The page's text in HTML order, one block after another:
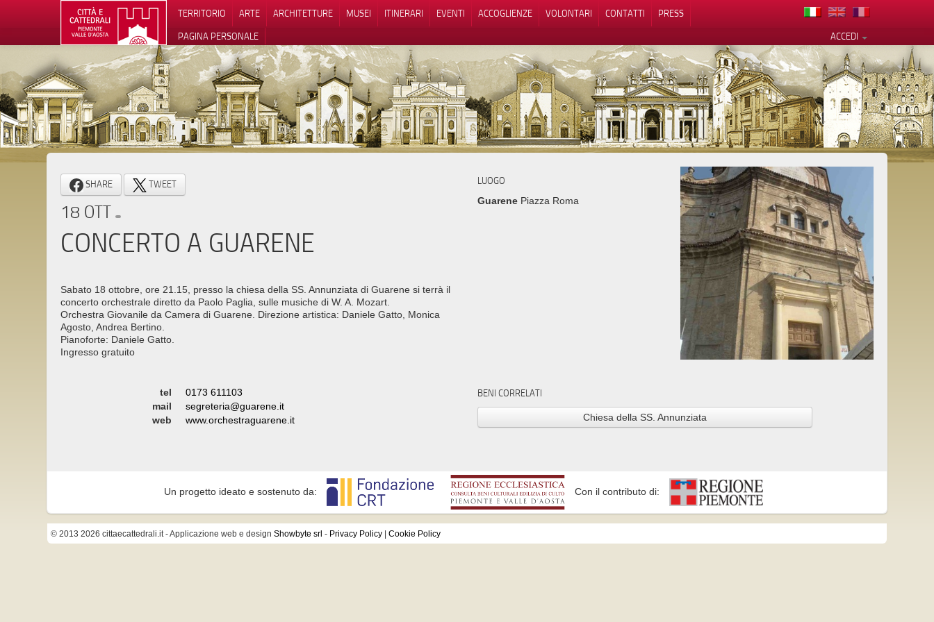
TERRITORIO ARTE ARCHITETTURE MUSEI ITINERARI EVENTI ACCOGLIENZE VOLONTARI CONTATTI
PRESS
ACCEDI
PAGINA PERSONALE
SHARE TWEET
18 OTT
CONCERTO A GUARENE
Sabato 18 ottobre, ore 21.15, presso la chiesa della SS. Annunziata di Guarene si terrà il
concerto orchestrale diretto da Paolo Paglia, sulle musiche di W. A. Mozart.
Orchestra Giovanile da Camera di Guarene. Direzione artistica: Daniele Gatto, Monica
Agosto, Andrea Bertino.
Pianoforte: Daniele Gatto.
Ingresso gratuito
tel
0173 611103
mail
segreteria@guarene.it
web
www.orchestraguarene.it
LUOGO
GuarenePiazza Roma
BENI CORRELATI
Chiesa della SS. Annunziata
Un progetto ideato e sostenuto da: Con il contributo di:
© 2013 2026 cittaecattedrali.it- Applicazione web e design Showbyte srl - Privacy Policy Cookie Policy
Le tue preferenze relative alla privacy